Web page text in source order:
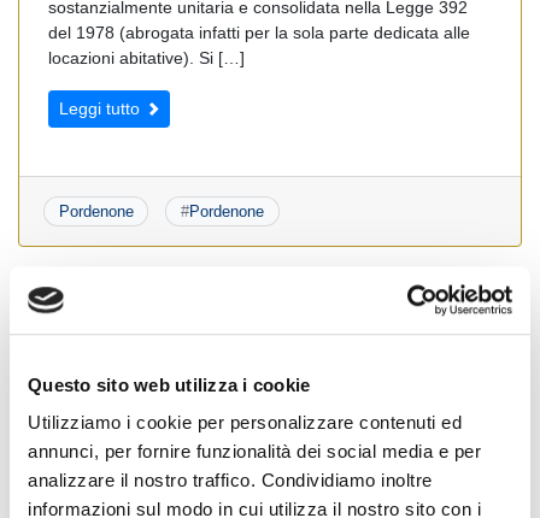
Questo sito web utilizza i cookie
Utilizziamo i cookie per personalizzare contenuti ed
annunci, per fornire funzionalità dei social media e per
analizzare il nostro traffico. Condividiamo inoltre
informazioni sul modo in cui utilizza il nostro sito con i
sostanzialmente unitaria e consolidata nella Legge 392
del 1978 (abrogata infatti per la sola parte dedicata alle
locazioni abitative). Si […]
Leggi tutto
Pordenone #Pordenone
La Manovra Finanziaria 2007 e La
Posted on 18 Aprile 2007 byUfficio Stampa
Manovra Finanziaria e Compravendita Immobiliare
L’incidenza delle norme contenute nella legge finanziaria
2007, e norme collegate, sull’iter formativo del vincolo